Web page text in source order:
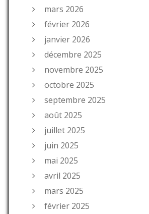
mars 2026
février 2026
janvier 2026
décembre 2025
novembre 2025
octobre 2025
septembre 2025
août 2025
juillet 2025
juin 2025
mai 2025
avril 2025
mars 2025
février 2025